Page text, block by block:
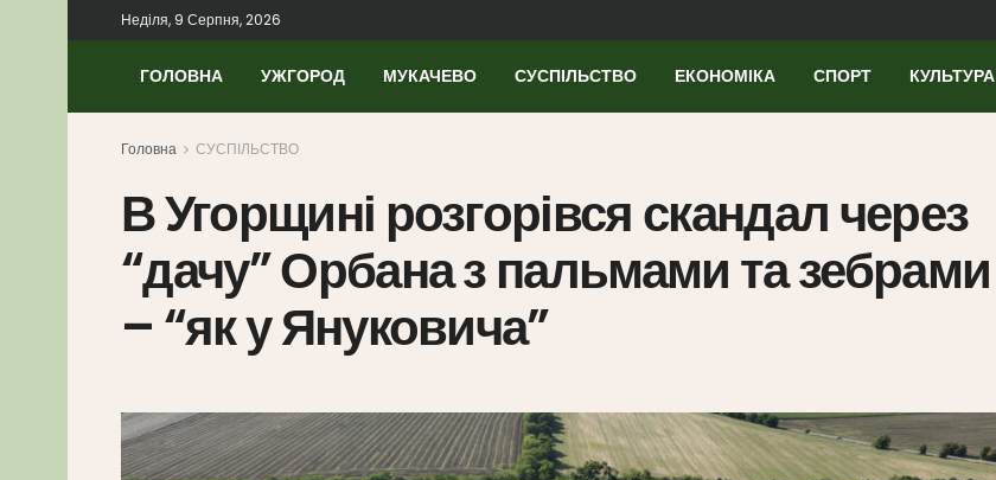
Неділя, 9 Серпня, 2026
ГОЛОВНА УЖГОРОД МУКАЧЕВО СУСПІЛЬСТВО ЕКОНОМІКА СПОРТ КУЛЬТУРА
Головна СУСПІЛЬСТВО
В Угорщині розгорівся скандал через
“дачу” Орбана з пальмами та зебрами
– “як у Януковича”